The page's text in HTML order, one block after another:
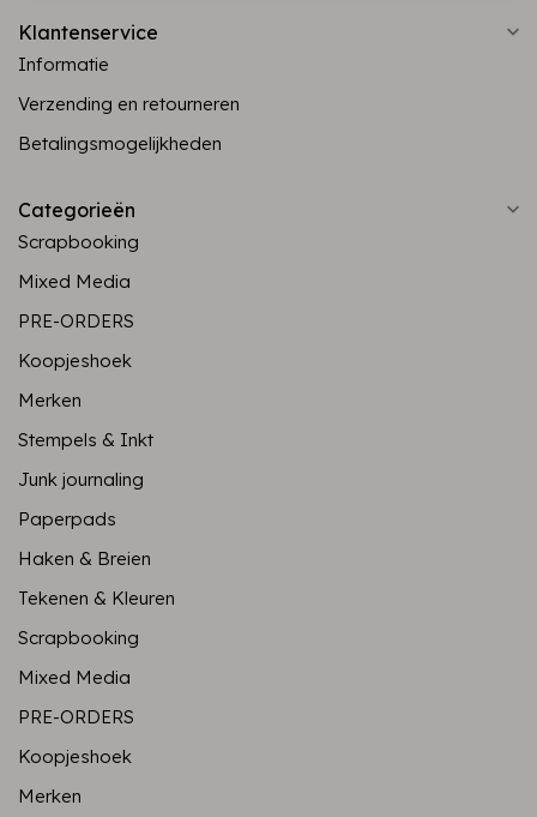
Klantenservice
Informatie
Verzending en retourneren
Betalingsmogelijkheden
Categorieën
Scrapbooking
Mixed Media
PRE-ORDERS
Koopjeshoek
Merken
Stempels & Inkt
Junk journaling
Paperpads
Haken & Breien
Tekenen & Kleuren
Scrapbooking
Mixed Media
PRE-ORDERS
Koopjeshoek
Merken